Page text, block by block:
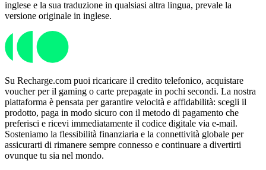
inglese e la sua traduzione in qualsiasi altra lingua, prevale la
versione originale in inglese.
Su Recharge.com puoi ricaricare il credito telefonico, acquistare
voucher per il gaming o carte prepagate in pochi secondi. La nostra
piattaforma è pensata per garantire velocità e affidabilità: scegli il
prodotto, paga in modo sicuro con il metodo di pagamento che
preferisci e ricevi immediatamente il codice digitale via e-mail.
Sosteniamo la flessibilità finanziaria e la connettività globale per
assicurarti di rimanere sempre connesso e continuare a divertirti
ovunque tu sia nel mondo.